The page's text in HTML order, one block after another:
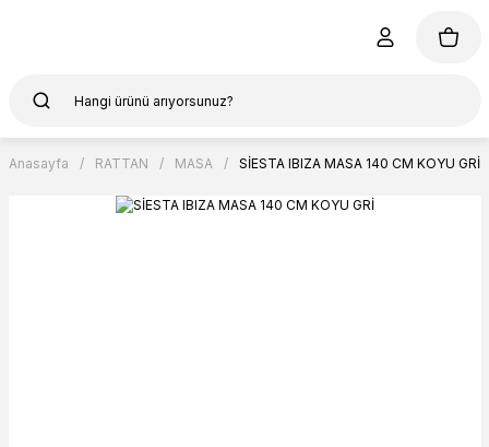
Anasayfa RATTAN MASA SİESTA IBIZA MASA 140 CM KOYU GRİ